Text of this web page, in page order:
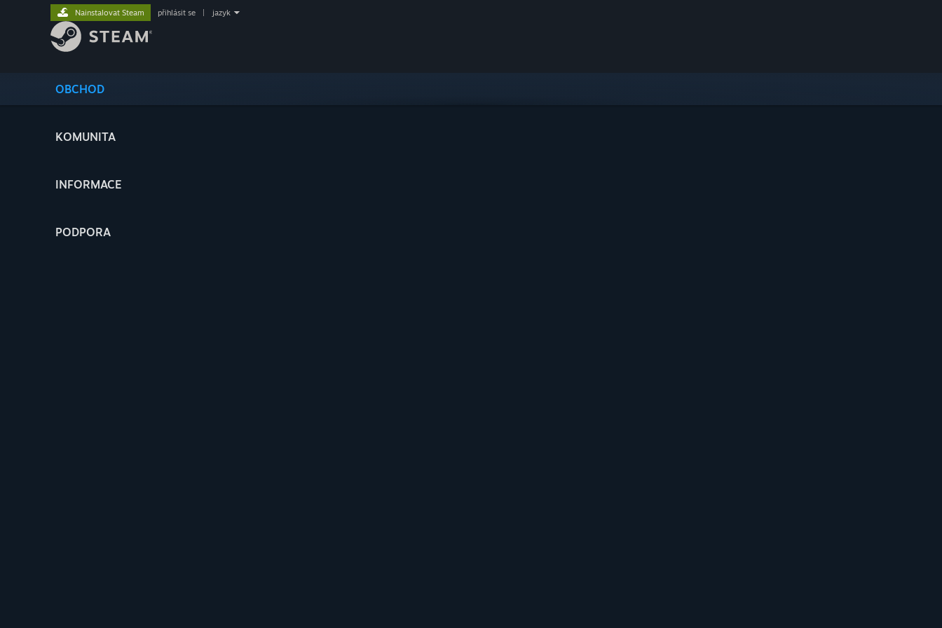
OBCHOD
KOMUNITA
INFORMACE
PODPORA
Nainstalovat Steam přihlásit se jazyk